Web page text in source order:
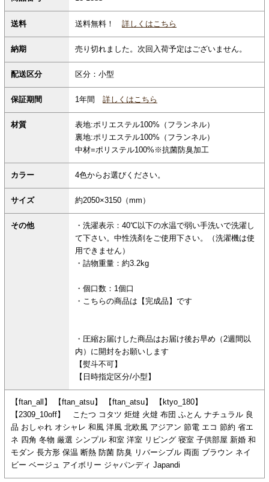
送料 送料無料！ 詳しくはこちら
納期 売り切れました。次回入荷予定はございません。
配送区分 区分：小型
保証期間 1年間 詳しくはこちら
材質
表地:ポリエステル100%（フランネル）
裏地:ポリエステル100%（フランネル）
中材=ポリステル100%※抗菌防臭加工
カラー 4色からお選びください。
サイズ 約2050×3150（mm）
その他
・洗濯表示：40℃以下の水温で弱い手洗いで洗濯し
て下さい。中性洗剤をご使用下さい。（洗濯機は使
用できません）
・詰物重量：約3.2kg
・個口数：1個口
・こちらの商品は【完成品】です
・圧縮お届けした商品はお届け後お早め（2週間以
内）に開封をお願いします
【熨斗不可】
【日時指定区分/小型】
【ftan_all】 【ftan_atsu】 【ftan_atsu】 【ktyo_180】
【2309_10off】 こたつ コタツ 炬燵 火燵 布団 ふとん ナチュラル 良
品 おしゃれ オシャレ 和風 洋風 北欧風 アジアン 節電 エコ 節約 省エ
ネ 四角 冬物 厳選 シンプル 和室 洋室 リビング 寝室 子供部屋 新婚 和
モダン 長方形 保温 断熱 防菌 防臭 リバーシブル 両面 ブラウン ネイ
ビー ベージュ アイボリー ジャパンディ Japandi